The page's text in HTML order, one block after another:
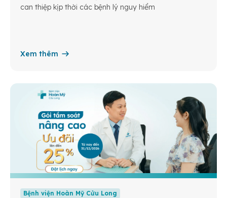
can thiệp kịp thời các bệnh lý nguy hiểm
Xem thêm
Bệnh viện Hoàn Mỹ Cửu Long